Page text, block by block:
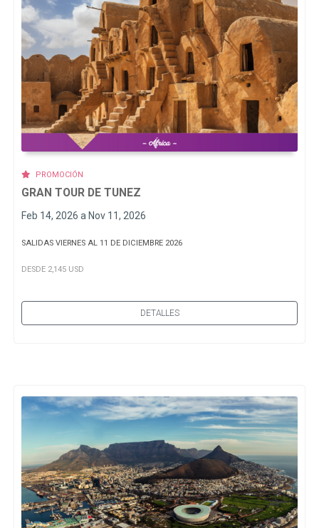
PROMOCIÓN
GRAN TOUR DE TUNEZ
Feb 14, 2026 a Nov 11, 2026
SALIDAS VIERNES AL 11 DE DICIEMBRE 2026
DESDE 2,145 USD
DETALLES